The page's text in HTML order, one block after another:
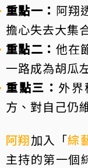
重點一： 阿翔
擔心失去大集
重點二： 他在
一路成為胡瓜
重點三： 外
方、對自己仍
阿翔加入「綜
主持的第一個